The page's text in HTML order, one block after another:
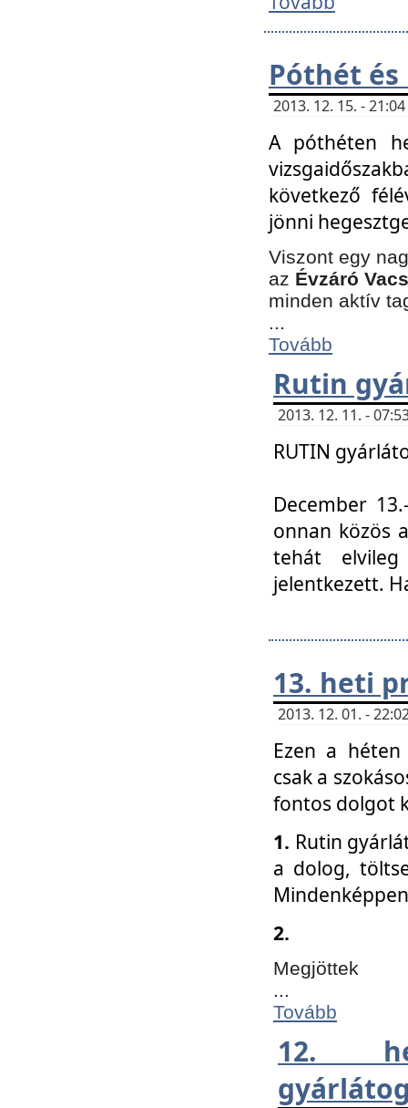
Póthét és
2013. 12. 15. -
A póthéten
következő
jönni
Viszont egy
az Évzáró
minden aktív
...
Tovább
Rutin
2013. 12. 11. -
RUTIN
December
onnan közös
tehát
jelentkezett.
13. heti
2013. 12. 01. -
Ezen a
csak a
fontos dolgot
1. Rutin
a dolog,
2.
Megjöttek
...
Tovább
12.